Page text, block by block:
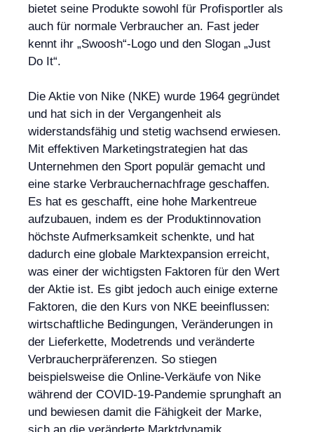
bietet seine Produkte sowohl für Profisportler als
auch für normale Verbraucher an. Fast jeder
kennt ihr „Swoosh“-Logo und den Slogan „Just
Do It“.
Die Aktie von Nike (NKE) wurde 1964 gegründet
und hat sich in der Vergangenheit als
widerstandsfähig und stetig wachsend erwiesen.
Mit effektiven Marketingstrategien hat das
Unternehmen den Sport populär gemacht und
eine starke Verbrauchernachfrage geschaffen.
Es hat es geschafft, eine hohe Markentreue
aufzubauen, indem es der Produktinnovation
höchste Aufmerksamkeit schenkte, und hat
dadurch eine globale Marktexpansion erreicht,
was einer der wichtigsten Faktoren für den Wert
der Aktie ist. Es gibt jedoch auch einige externe
Faktoren, die den Kurs von NKE beeinflussen:
wirtschaftliche Bedingungen, Veränderungen in
der Lieferkette, Modetrends und veränderte
Verbraucherpräferenzen. So stiegen
beispielsweise die Online-Verkäufe von Nike
während der COVID-19-Pandemie sprunghaft an
und bewiesen damit die Fähigkeit der Marke,